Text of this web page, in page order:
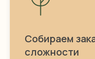
Собираем
сложности